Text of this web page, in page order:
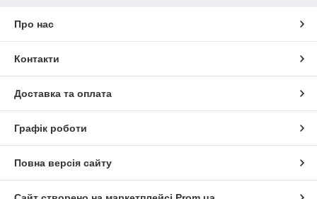
Про нас
Контакти
Доставка та оплата
Графік роботи
Повна версія сайту